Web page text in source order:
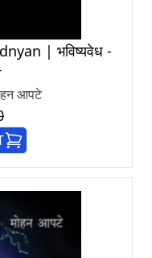
| भविष्यवेध -
आपटे